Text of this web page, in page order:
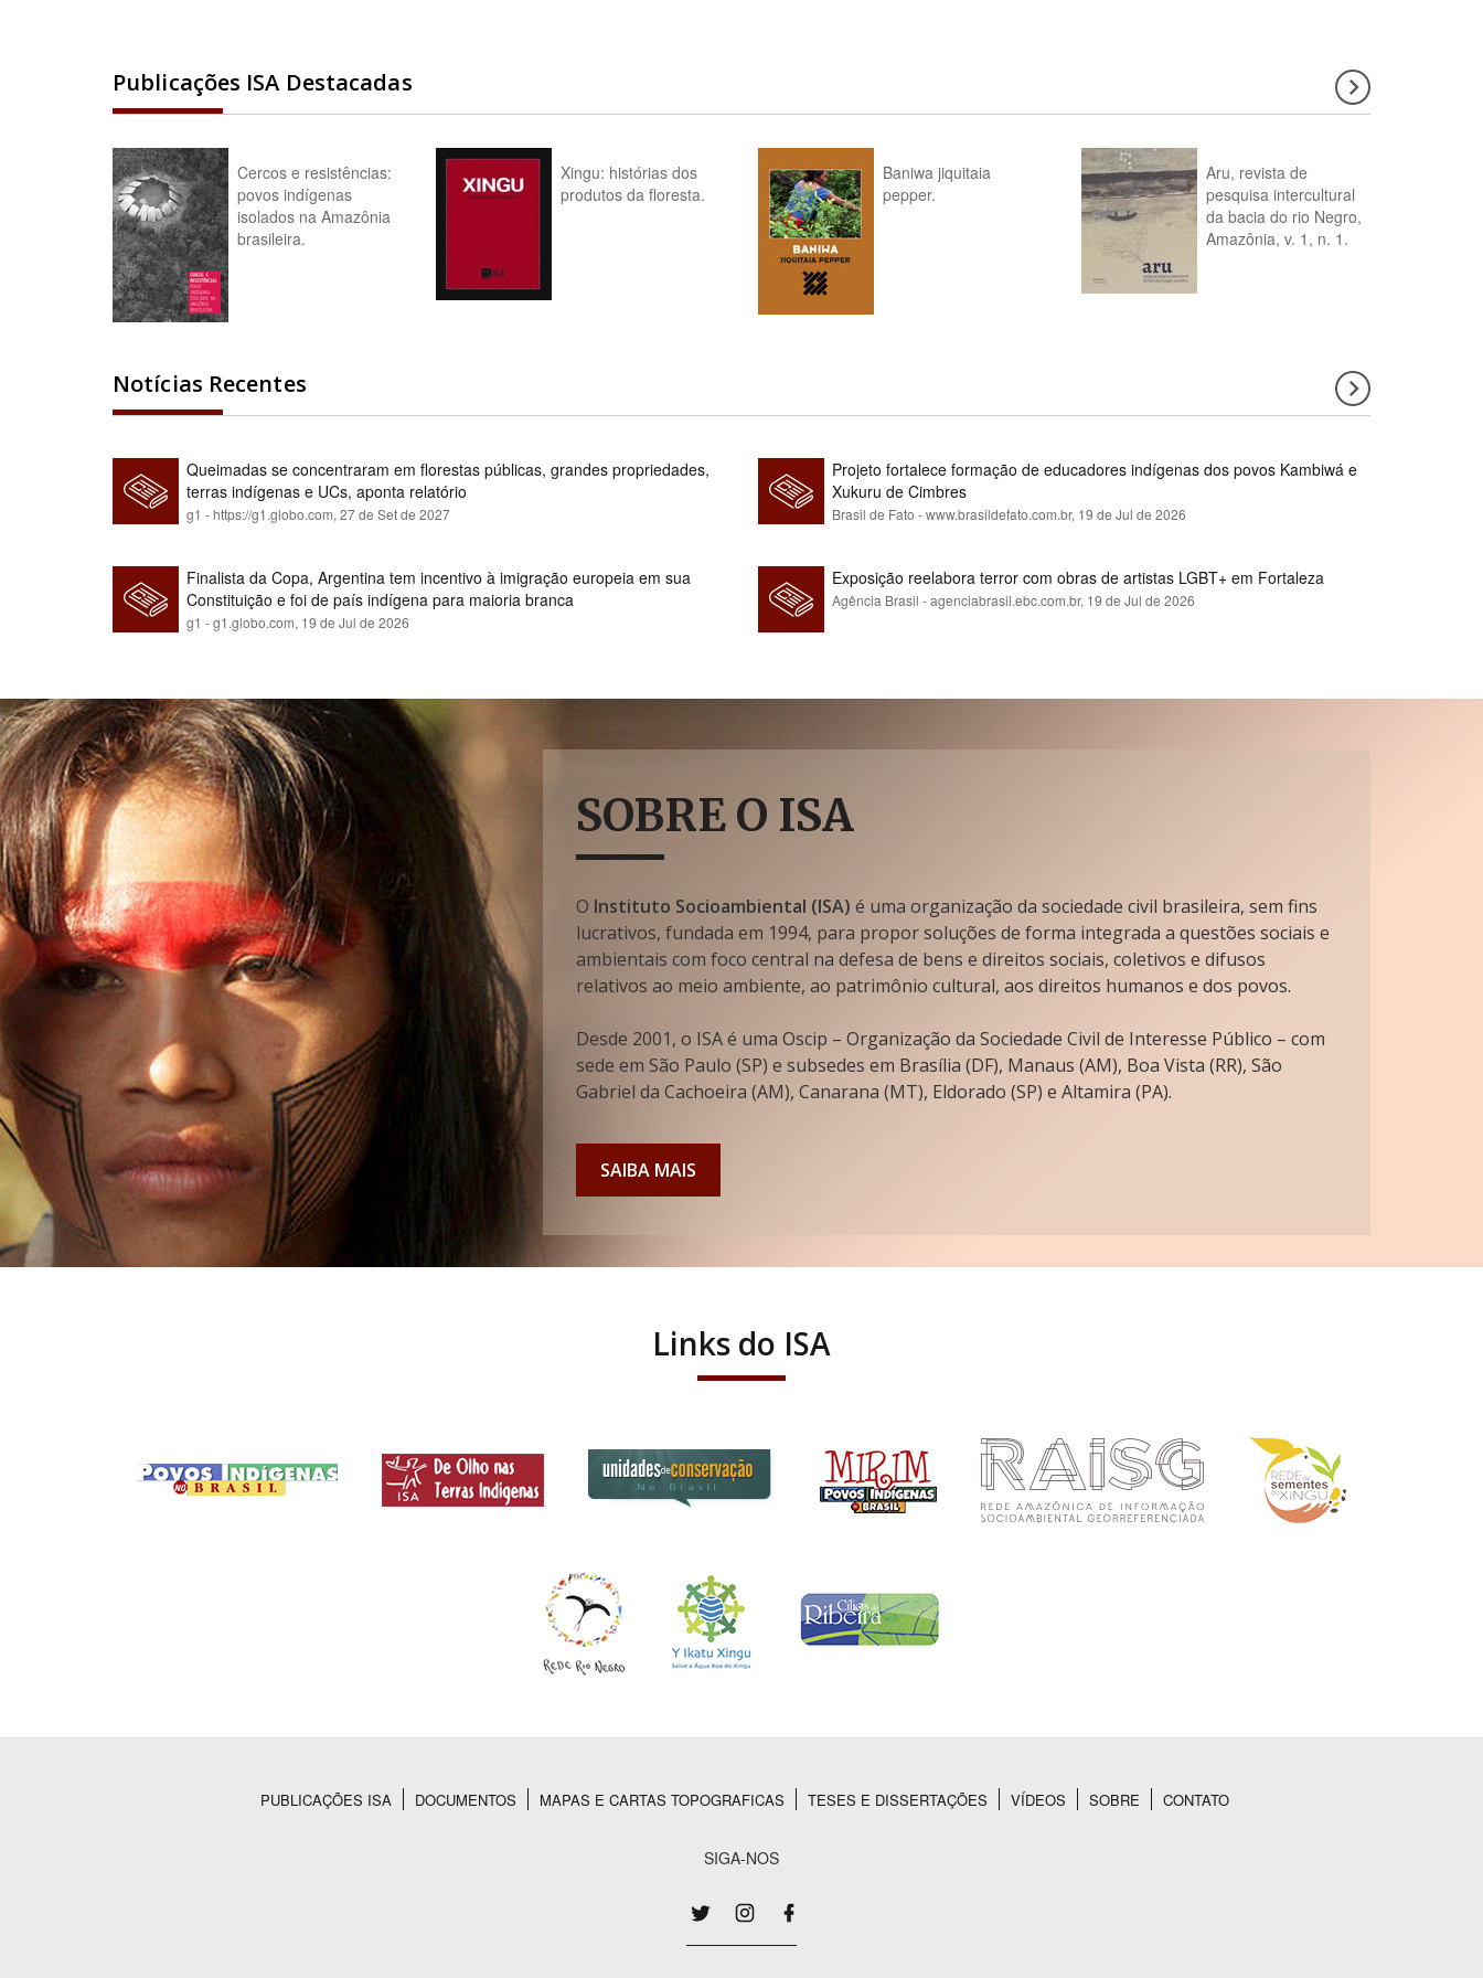
Publicações ISA Destacadas
Cercos e resistências:
povos indígenas
isolados na Amazônia
brasileira.
Xingu: histórias dos
produtos da floresta.
Baniwa jiquitaia
pepper.
Aru, revista de
pesquisa intercultural
da bacia do rio Negro,
Amazônia, v. 1, n. 1.
Notícias Recentes
Queimadas se concentraram em florestas públicas, grandes propriedades,
terras indígenas e UCs, aponta relatório
g1 - https://g1.globo.com, 27 de Set de 2027
Projeto fortalece formação de educadores indígenas dos povos Kambiwá e
Xukuru de Cimbres
Brasil de Fato - www.brasildefato.com.br, 19 de Jul de 2026
Finalista da Copa, Argentina tem incentivo à imigração europeia em sua
Constituição e foi de país indígena para maioria branca
g1 - g1.globo.com, 19 de Jul de 2026
Exposição reelabora terror com obras de artistas LGBT+ em Fortaleza
Agência Brasil - agenciabrasil.ebc.com.br, 19 de Jul de 2026
SOBRE O ISA
O Instituto Socioambiental (ISA) é uma organização da sociedade civil brasileira, sem fins
lucrativos, fundada em 1994, para propor soluções de forma integrada a questões sociais e
ambientais com foco central na defesa de bens e direitos sociais, coletivos e difusos
relativos ao meio ambiente, ao patrimônio cultural, aos direitos humanos e dos povos.
Desde 2001, o ISA é uma Oscip – Organização da Sociedade Civil de Interesse Público – com
sede em São Paulo (SP) e subsedes em Brasília (DF), Manaus (AM), Boa Vista (RR), São
Gabriel da Cachoeira (AM), Canarana (MT), Eldorado (SP) e Altamira (PA).
SAIBA MAIS
Links do ISA
PUBLICAÇÕES ISA DOCUMENTOS MAPAS E CARTAS TOPOGRAFICAS TESES E DISSERTAÇÕES VÍDEOS SOBRE CONTATO
SIGA-NOS